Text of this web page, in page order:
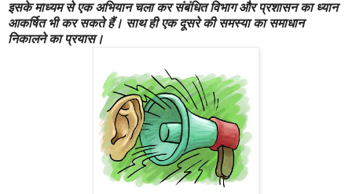
इसके माध्यम से एक अभियान चला कर संबंधित विभाग और प्रशासन का ध्यान
आकर्षित भी कर सकते हैं। साथ ही एक दूसरे की समस्या का समाधान
निकालने का प्रयास।